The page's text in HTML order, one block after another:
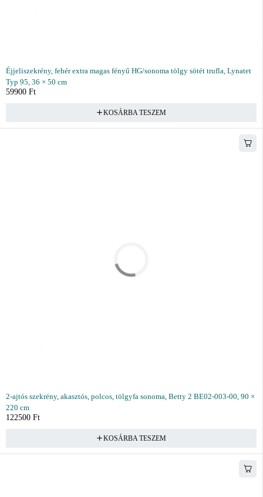
Éjjeliszekrény, fehér extra magas fényű HG/sonoma tölgy sötét trufla, Lynatet
Typ 95, 36 × 50 cm
59900 Ft
KOSÁRBA TESZEM
2-ajtós szekrény, akasztós, polcos, tölgyfa sonoma, Betty 2 BE02-003-00, 90 ×
220 cm
122500 Ft
KOSÁRBA TESZEM